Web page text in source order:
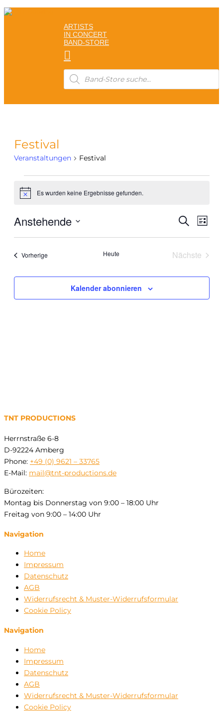
ARTISTS
IN CONCERT
BAND-STORE

Products
search
Festival
Veranstaltungen Festival
HinweisEs wurden keine Ergebnisse gefunden.
Suche
Liste
Anstehende
VorherigeVeranstaltungen Heute
Nächste
Kalender abonnieren
TNT PRODUCTIONS
Herrnstraße 6-8
D-92224 Amberg
Phone: +49 (0) 9621 – 33765
E-Mail: mail@tnt-productions.de
Bürozeiten:
Montag bis Donnerstag von 9:00 – 18:00 Uhr
Freitag von 9:00 – 14:00 Uhr
Navigation
Home
Impressum
Datenschutz
AGB
Widerrufsrecht & Muster-Widerrufsformular
Cookie Policy
Navigation
Home
Impressum
Datenschutz
AGB
Widerrufsrecht & Muster-Widerrufsformular
Cookie Policy